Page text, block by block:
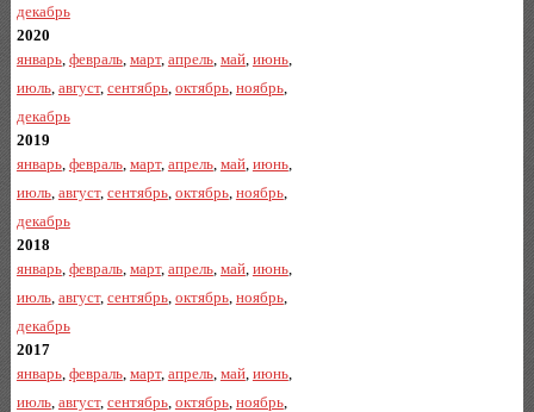
декабрь
2020
январь, февраль, март, апрель, май, июнь,
июль, август, сентябрь, октябрь, ноябрь,
декабрь
2019
январь, февраль, март, апрель, май, июнь,
июль, август, сентябрь, октябрь, ноябрь,
декабрь
2018
январь, февраль, март, апрель, май, июнь,
июль, август, сентябрь, октябрь, ноябрь,
декабрь
2017
январь, февраль, март, апрель, май, июнь,
июль, август, сентябрь, октябрь, ноябрь,